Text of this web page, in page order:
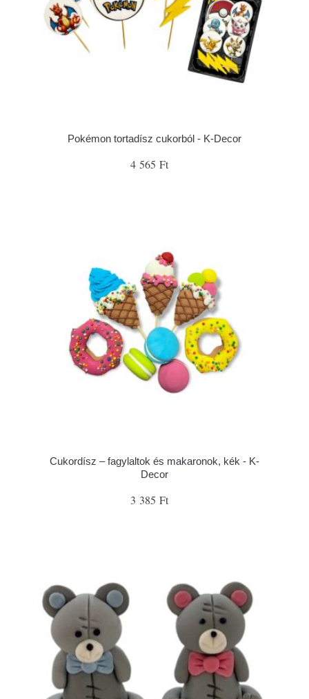
Pokémon tortadísz cukorból - K-Decor
4 565 Ft
Cukordísz – fagylaltok és makaronok, kék - K-
Decor
3 385 Ft